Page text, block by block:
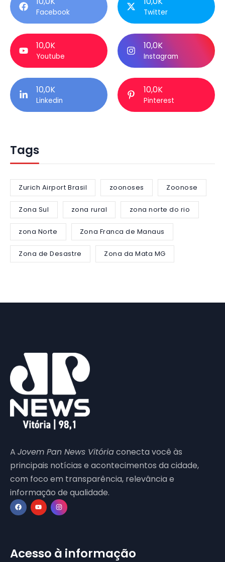
Facebook Twitter
10,0K
Youtube
10,0K
Instagram
10,0K
Linkedin
10,0K
Pinterest
Tags
Zurich Airport Brasil zoonoses Zoonose
Zona Sul zona rural zona norte do rio
zona Norte Zona Franca de Manaus
Zona de Desastre Zona da Mata MG
A Jovem Pan News Vitóriaconecta você às
principais notícias e acontecimentos da cidade,
com foco em transparência, relevância e
informação de qualidade.
Acesso à informação